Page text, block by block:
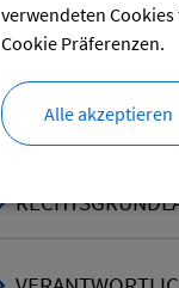
einbezogen bzw. als
verwendeten
Cookie Präferenzen.
Alle akzeptieren